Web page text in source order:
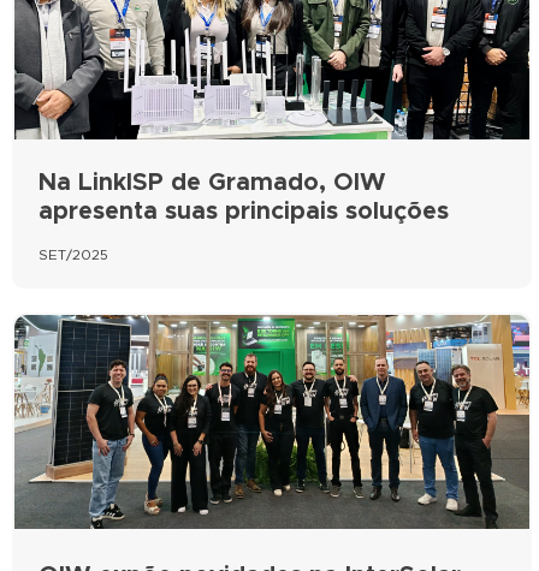
Na LinkISP de Gramado, OIW
apresenta suas principais soluções
SET/2025